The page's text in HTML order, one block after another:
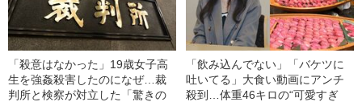
「殺意はなかった」19歳女子高
生を強姦殺害したのになぜ…裁
判所と検察が対立した「驚きの
「飲み込んでない」「バケツに
吐いてる」大食い動画にアンチ
殺到…体重46キロの“可愛すぎ